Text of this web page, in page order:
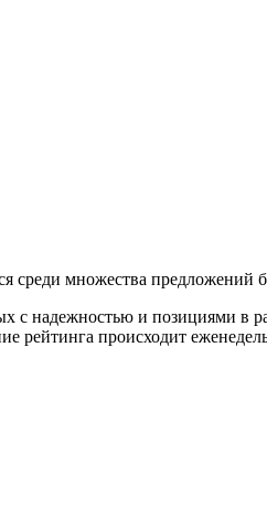
среди множества предложений
с надежностью и позициями
рейтинга происходит